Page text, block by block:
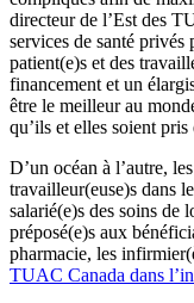
directeur de l’Est des
services de santé
patient(e)s et des
financement et un
être le meilleur au
qu’ils et elles soient
D’un océan à l’autre,
travailleur(euse)s dans
salarié(e)s des soins de
préposé(e)s aux
pharmacie, les
TUAC Canada dans